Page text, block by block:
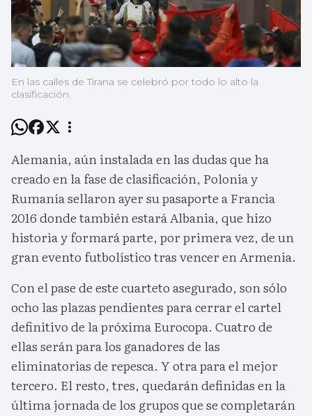
En las calles de Tirana se celebró por todo lo alto la
clasificación.
Alemania, aún instalada en las dudas que ha
creado en la fase de clasificación, Polonia y
Rumanía sellaron ayer su pasaporte a Francia
2016 donde también estará Albania, que hizo
historia y formará parte, por primera vez, de un
gran evento futbolístico tras vencer en Armenia.
Con el pase de este cuarteto asegurado, son sólo
ocho las plazas pendientes para cerrar el cartel
definitivo de la próxima Eurocopa. Cuatro de
ellas serán para los ganadores de las
eliminatorias de repesca. Y otra para el mejor
tercero. El resto, tres, quedarán definidas en la
última jornada de los grupos que se completarán